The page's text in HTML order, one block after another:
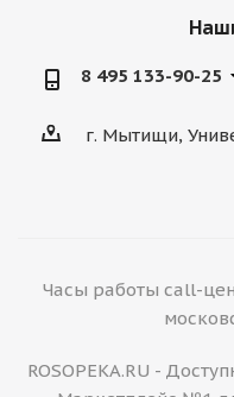
8 495 133-90-25
г. Мытищи,
Часы работы call-
ROSOPEKA.RU -